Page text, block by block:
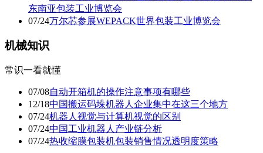
东南亚包装工业博览会
07/24万尔芯参展WEPACK世界包装工业博览会
机械知识
常识一看就懂
07/08自动开箱机的操作注意事项有哪些
12/18中国搬运码垛机器人企业集中在这三个地方
07/24机器人视觉与计算机视觉的区别
07/24中国工业机器人产业链分析
07/24热收缩膜包装机包装销售情况透明度策略